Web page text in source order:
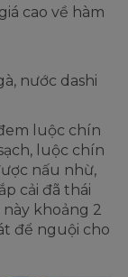
cao về hàm
nước dashi
luộc chín
luộc chín
nấu nhừ,
cải đã thái
khoảng 2
để nguội cho